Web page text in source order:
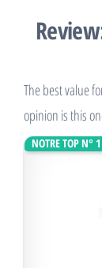
The best value
opinion is this
NOTRE TOP N° 1